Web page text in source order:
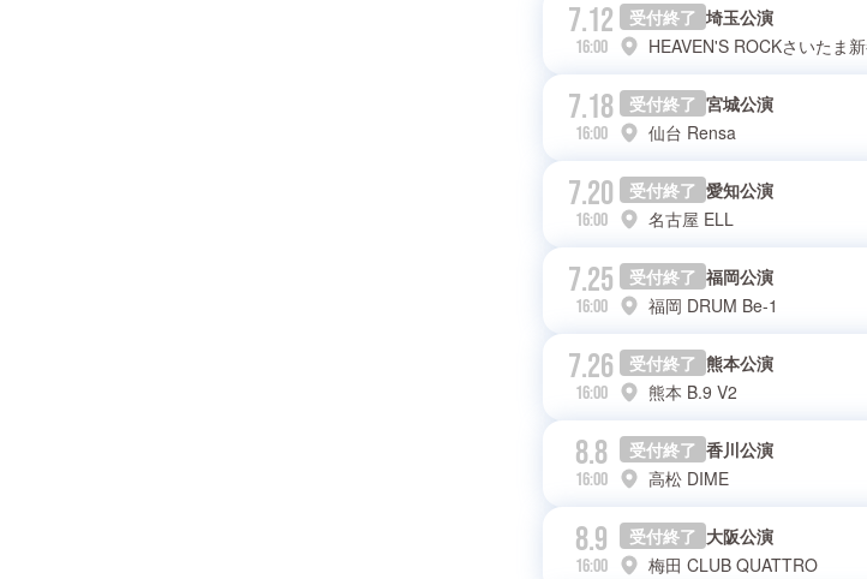
7.12
16:00
受付終了 埼玉公演
HEAVEN'S ROCKさいたま
7.18
16:00
受付終了 宮城公演
仙台 Rensa
7.20
16:00
受付終了 愛知公演
名古屋 ELL
7.25
16:00
受付終了 福岡公演
福岡 DRUM Be-1
7.26
16:00
受付終了 熊本公演
熊本 B.9 V2
8.8
16:00
受付終了 香川公演
高松 DIME
8.9
16:00
受付終了 大阪公演
梅田 CLUB QUATTRO